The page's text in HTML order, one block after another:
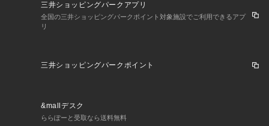
三井ショッピングパークアプリ
全国の三井ショッピングパークポイント対象施設でご利用できるアプ
リ
三井ショッピングパークポイント
&mallデスク
ららぽーと受取なら送料無料